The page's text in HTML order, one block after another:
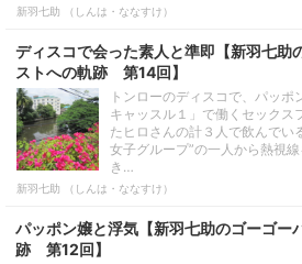
新羽七助 （しんは・ななすけ）
ディスコで会った素人と準即【新羽七助
ストへの軌跡 第14回】
トンローのディスコで、パッポ
キャッスル１」で働くセックス
たヒロさんの計３人で飲んでい
女子グループ”の一人から熱視
き…
新羽七助 （しんは・ななすけ）
パッポン嬢と浮気【新羽七助のゴーゴー
跡 第12回】